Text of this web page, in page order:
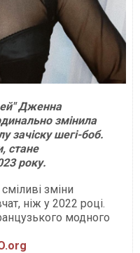
Дженна
змінила
зачіску шегі-боб.
стане
року.
зміни
ніж у 2022 році.
модного